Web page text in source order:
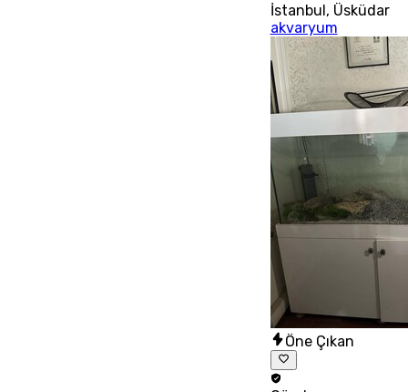
İstanbul, Üsküdar
akvaryum
Öne Çıkan